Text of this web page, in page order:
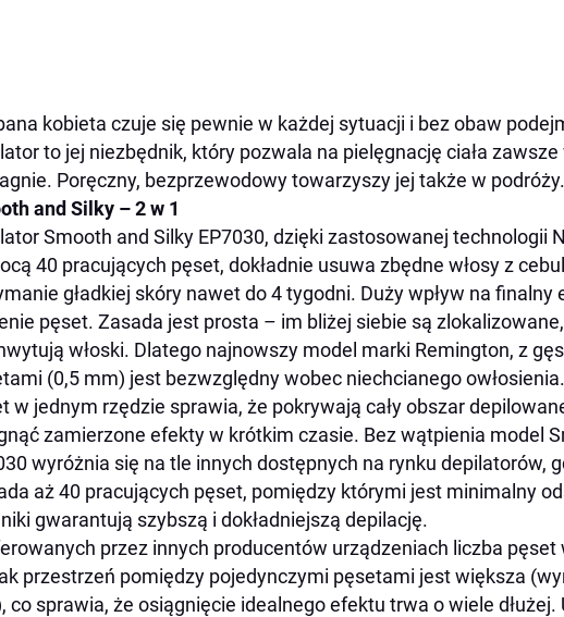
kobieta czuje się pewnie w każdej sytuacji i bez obaw
to jej niezbędnik, który pozwala na pielęgnację ciała
Poręczny, bezprzewodowy towarzyszy jej także w podróży.
and Silky – 2 w 1
Smooth and Silky EP7030, dzięki zastosowanej technologii
40 pracujących pęset, dokładnie usuwa zbędne włosy z
gładkiej skóry nawet do 4 tygodni. Duży wpływ na finalny
pęset. Zasada jest prosta – im bliżej siebie są
włoski. Dlatego najnowszy model marki Remington, z
(0,5 mm) jest bezwzględny wobec niechcianego
w jednym rzędzie sprawia, że pokrywają cały obszar
zamierzone efekty w krótkim czasie. Bez wątpienia model
wyróżnia się na tle innych dostępnych na rynku depilatorów,
aż 40 pracujących pęset, pomiędzy którymi jest minimalny
gwarantują szybszą i dokładniejszą depilację.
przez innych producentów urządzeniach liczba pęset
przestrzeń pomiędzy pojedynczymi pęsetami jest większa
co sprawia, że osiągnięcie idealnego efektu trwa o wiele